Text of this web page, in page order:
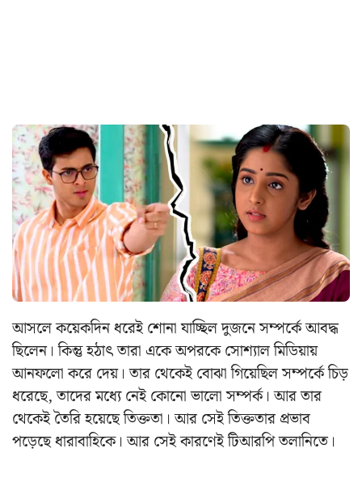
আসলে কয়েকদিন ধরেই শোনা যাচ্ছিল দুজনে সম্পর্কে আবদ্ধ
ছিলেন। কিন্তু হঠাৎ তারা একে অপরকে সোশ্যাল মিডিয়ায়
আনফলো করে দেয়। তার থেকেই বোঝা গিয়েছিল সম্পর্কে চিড়
ধরেছে, তাদের মধ্যে নেই কোনো ভালো সম্পর্ক। আর তার
থেকেই তৈরি হয়েছে তিক্ততা। আর সেই তিক্ততার প্রভাব
পড়েছে ধারাবাহিকে। আর সেই কারণেই টিআরপি তলানিতে।